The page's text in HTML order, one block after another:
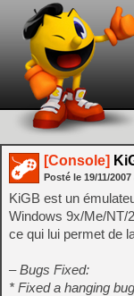
[Console]
Posté le 19/11/2007
KiGB est un
Windows 9x/Me/NT/
ce qui lui permet de
– Bugs Fixed:
* Fixed a hanging